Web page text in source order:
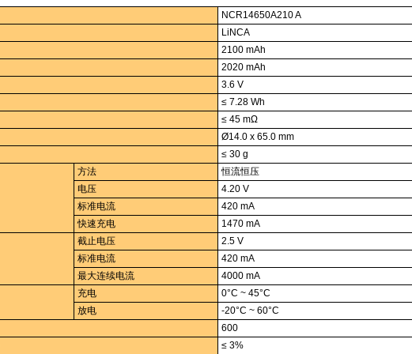
NCR14650A210 A
LiNCA
2100 mAh
2020 mAh
3.6 V
≤ 7.28 Wh
≤ 45 mΩ
Ø14.0 x 65.0 mm
≤ 30 g
方法
恒流恒压
电压
4.20 V
标准电流
420 mA
快速充电
1470 mA
截止电压
2.5 V
标准电流
420 mA
最大连续电流
4000 mA
充电
0°C ~ 45°C
放电
-20°C ~ 60°C
600
≤ 3%